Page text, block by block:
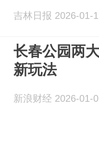
吉林日报 2026-01-
长春公园两
新玩法
新浪财经 2026-01-